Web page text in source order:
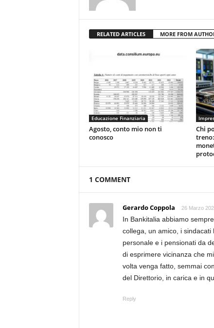
RELATED ARTICLES MORE FROM
Educazione Finanziaria
Agosto, conto mio non ti
conosco
Chi
1 COMMENT
Gerardo Coppola 26 Marzo
In Bankitalia abbiamo
collega, un amico, i
personale e i pensionati da
di esprimere vicinanza che
volta venga fatto, semmai
del Direttorio, in carica e in
Reply